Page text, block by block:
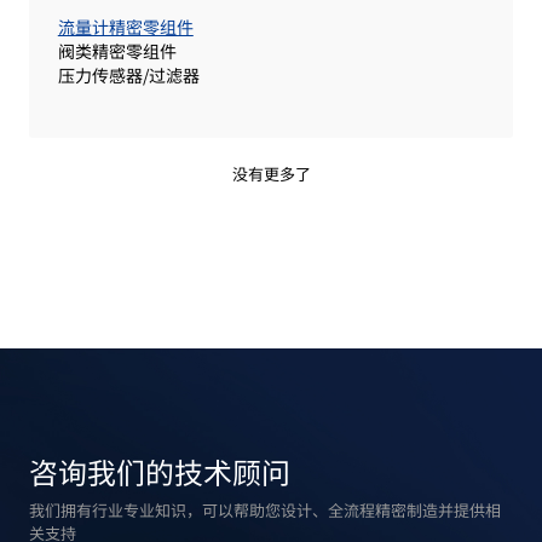
流量计精密零组件
阀类精密零组件
压力传感器/过滤器
没有更多了
咨询我们的技术顾问
我们拥有行业专业知识，可以帮助您设计、全流程精密制造并提供相
关支持